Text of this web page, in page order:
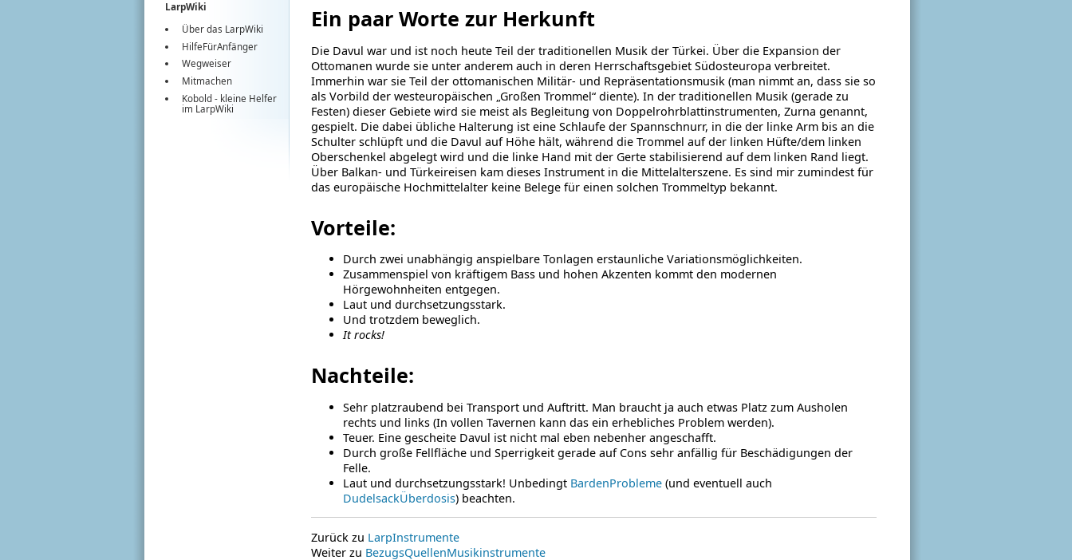
LarpWiki
Über das LarpWiki
HilfeFürAnfänger
Wegweiser
Mitmachen
Kobold - kleine Helfer
im LarpWiki
Ein paar Worte zur Herkunft
Die Davul war und ist noch heute Teil der traditionellen Musik der Türkei. Über die Expansion der
Ottomanen wurde sie unter anderem auch in deren Herrschaftsgebiet Südosteuropa verbreitet.
Immerhin war sie Teil der ottomanischen Militär- und Repräsentationsmusik (man nimmt an, dass sie so
als Vorbild der westeuropäischen „Großen Trommel“ diente). In der traditionellen Musik (gerade zu
Festen) dieser Gebiete wird sie meist als Begleitung von Doppelrohrblattinstrumenten, Zurna genannt,
gespielt. Die dabei übliche Halterung ist eine Schlaufe der Spannschnurr, in die der linke Arm bis an die
Schulter schlüpft und die Davul auf Höhe hält, während die Trommel auf der linken Hüfte/dem linken
Oberschenkel abgelegt wird und die linke Hand mit der Gerte stabilisierend auf dem linken Rand liegt.
Über Balkan- und Türkeireisen kam dieses Instrument in die Mittelalterszene. Es sind mir zumindest für
das europäische Hochmittelalter keine Belege für einen solchen Trommeltyp bekannt.
Vorteile:
Durch zwei unabhängig anspielbare Tonlagen erstaunliche Variationsmöglichkeiten.
Zusammenspiel von kräftigem Bass und hohen Akzenten kommt den modernen
Hörgewohnheiten entgegen.
Laut und durchsetzungsstark.
Und trotzdem beweglich.
It rocks!
Nachteile:
Sehr platzraubend bei Transport und Auftritt. Man braucht ja auch etwas Platz zum Ausholen
rechts und links (In vollen Tavernen kann das ein erhebliches Problem werden).
Teuer. Eine gescheite Davul ist nicht mal eben nebenher angeschafft.
Durch große Fellfläche und Sperrigkeit gerade auf Cons sehr anfällig für Beschädigungen der
Felle.
Laut und durchsetzungsstark! Unbedingt BardenProbleme(und eventuell auch
DudelsackÜberdosis) beachten.
Zurück zu LarpInstrumente
Weiter zu BezugsQuellenMusikinstrumente